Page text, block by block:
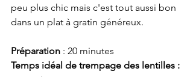
peu plus chic mais c'est tout aussi bon
dans un plat à gratin généreux.
Préparation : 20 minutes
Temps idéal de trempage des lentilles :